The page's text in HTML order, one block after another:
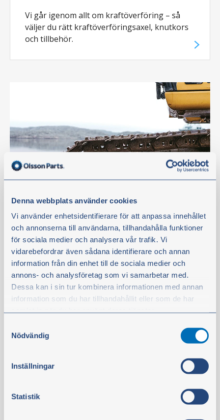
Denna webbplats använder cookies
Vi använder enhetsidentifierare för att anpassa innehållet
och annonserna till användarna, tillhandahålla funktioner
för sociala medier och analysera vår trafik. Vi
vidarebefordrar även sådana identifierare och annan
information från din enhet till de sociala medier och
annons- och analysföretag som vi samarbetar med.
Dessa kan i sin tur kombinera informationen med annan
information som du har tillhandahållit eller som de har
Du kan när som helst ändra ditt val. För att återkalla ditt
samtycke klickar du på ”Cookie-ikonen” längst ned till
Nödvändig
Inställningar
Statistik
Vi går igenom allt om kraftöverföring – så
väljer du rätt kraftöverföringsaxel, knutkors
och tillbehör.
Reservdelar som passar till
Volvo grävmaskin
Hämta din order fram till kl 22 i